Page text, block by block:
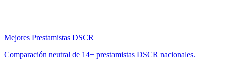
Mejores Prestamistas DSCR
Comparación neutral de 14+ prestamistas DSCR nacionales.